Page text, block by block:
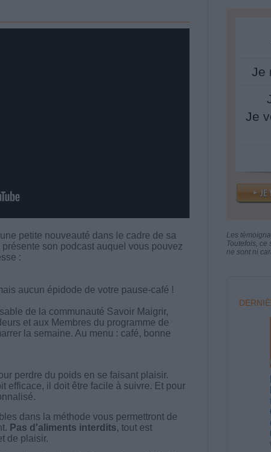
petite nouveauté dans le cadre de sa
son podcast auquel vous pouvez
:
aucun épidode de votre pause-café !
de la communauté Savoir Maigrir,
et aux Membres du programme de
la semaine. Au menu : café, bonne
perdre du poids en se faisant plaisir.
efficace, il doit être facile à suivre. Et pour
dans la méthode vous permettront de
Pas d'aliments interdits, tout est
de plaisir.
Je
Je
Les
Toutefois,
ne sont ni